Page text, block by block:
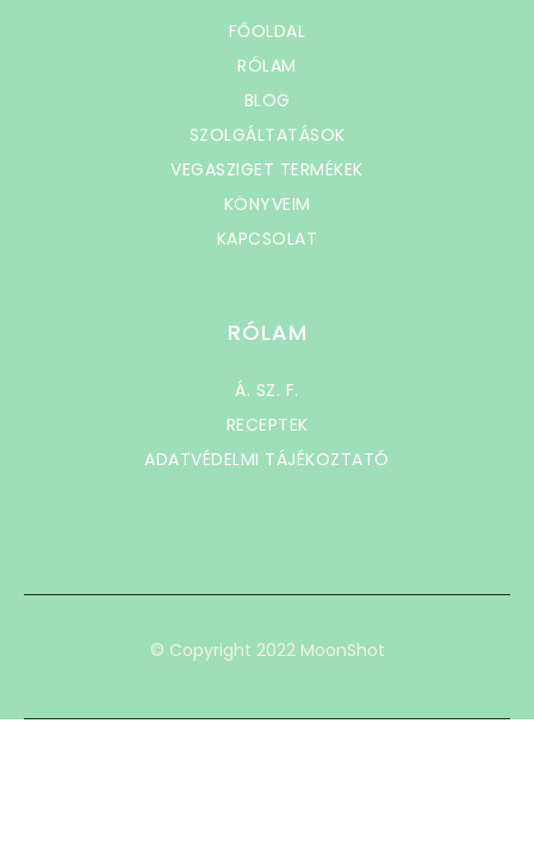
FŐOLDAL
RÓLAM
BLOG
SZOLGÁLTATÁSOK
VEGASZIGET TERMÉKEK
KÖNYVEIM
KAPCSOLAT
RÓLAM
Á. SZ. F.
RECEPTEK
ADATVÉDELMI TÁJÉKOZTATÓ
© Copyright 2022 MoonShot